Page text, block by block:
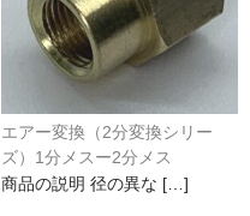
エアー変換（2分変換シリー
ズ）1分メスー2分メス
商品の説明 径の異な […]